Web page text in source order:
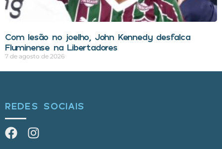
Com lesão no joelho, John Kennedy desfalca
Fluminense na Libertadores
7 de agosto de 2026
REDES SOCIAIS